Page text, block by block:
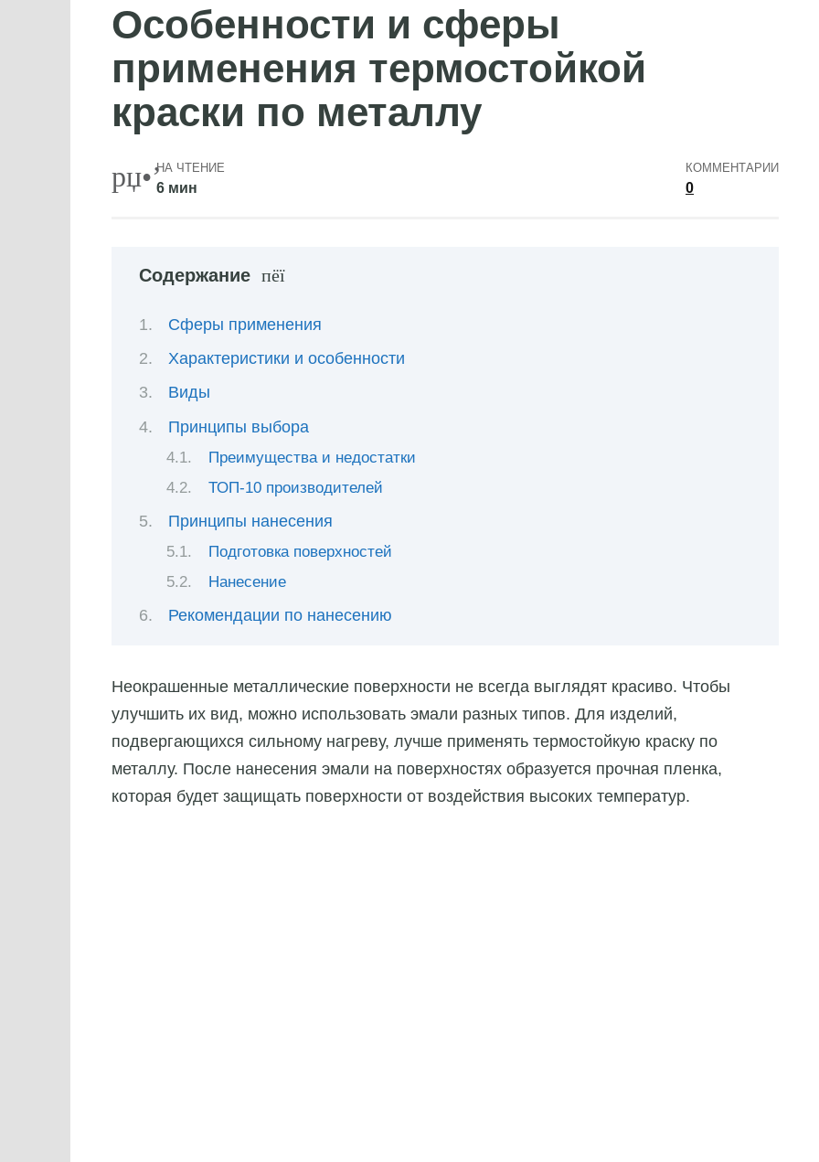
Особенности и сферы
применения термостойкой
краски по металлу
НА ЧТЕНИЕ
6 мин
КОММЕНТАРИИ
0
Содержание
Сферы применения
Характеристики и особенности
Виды
Принципы выбора
Преимущества и недостатки
ТОП-10 производителей
Принципы нанесения
Подготовка поверхностей
Нанесение
Рекомендации по нанесению
Неокрашенные металлические поверхности не всегда выглядят красиво. Чтобы
улучшить их вид, можно использовать эмали разных типов. Для изделий,
подвергающихся сильному нагреву, лучше применять термостойкую краску по
металлу. После нанесения эмали на поверхностях образуется прочная пленка,
которая будет защищать поверхности от воздействия высоких температур.